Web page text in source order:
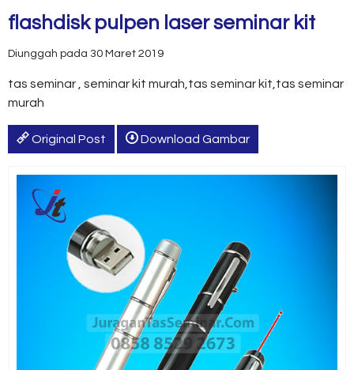
flashdisk pulpen laser seminar kit
Diunggah pada 30 Maret 2019
tas seminar , seminar kit murah,tas seminar kit,tas seminar
murah
Original Post Download Gambar